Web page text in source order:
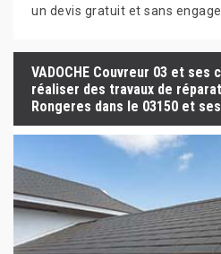
un devis gratuit et sans
VADOCHE Couvreur 03 et ses
réaliser des travaux de
Rongeres dans le 03150 et